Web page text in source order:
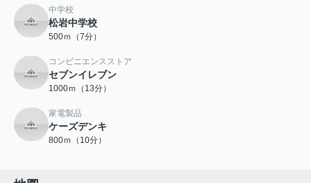
中学校
松岩中学校
500ｍ（7分）
コンビニエンスストア
セブンイレブン
1000ｍ（13分）
家電製品
ケーズデンキ
800ｍ（10分）